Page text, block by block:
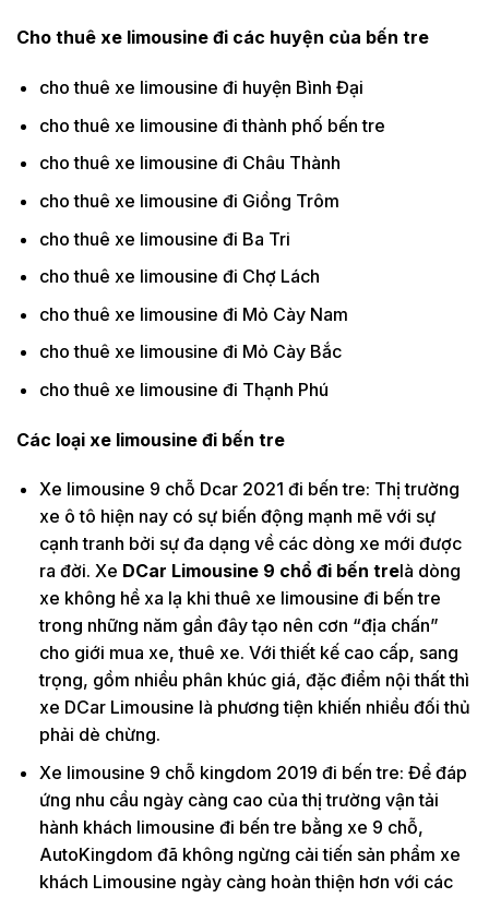
Cho thuê xe limousine đi các huyện của bến tre
cho thuê xe limousine đi huyện Bình Đại
cho thuê xe limousine đi thành phố bến tre
cho thuê xe limousine đi Châu Thành
cho thuê xe limousine đi Giồng Trôm
cho thuê xe limousine đi Ba Tri
cho thuê xe limousine đi Chợ Lách
cho thuê xe limousine đi Mỏ Cày Nam
cho thuê xe limousine đi Mỏ Cày Bắc
cho thuê xe limousine đi Thạnh Phú
Các loại xe limousine đi bến tre
Xe limousine 9 chỗ Dcar 2021 đi bến tre: Thị trường
xe ô tô hiện nay có sự biến động mạnh mẽ với sự
cạnh tranh bởi sự đa dạng về các dòng xe mới được
ra đời. Xe DCar Limousine 9 chổ đi bến trelà dòng
xe không hề xa lạ khi thuê xe limousine đi bến tre
trong những năm gần đây tạo nên cơn “địa chấn”
cho giới mua xe, thuê xe. Với thiết kế cao cấp, sang
trọng, gồm nhiều phân khúc giá, đặc điểm nội thất thì
xe DCar Limousine là phương tiện khiến nhiều đối thủ
phải dè chừng.
Xe limousine 9 chỗ kingdom 2019 đi bến tre: Để đáp
ứng nhu cầu ngày càng cao của thị trường vận tải
hành khách limousine đi bến tre bằng xe 9 chỗ,
AutoKingdom đã không ngừng cải tiến sản phẩm xe
khách Limousine ngày càng hoàn thiện hơn với các